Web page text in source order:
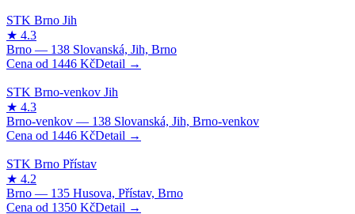
1446 Kč
1446 Kč
1350 Kč